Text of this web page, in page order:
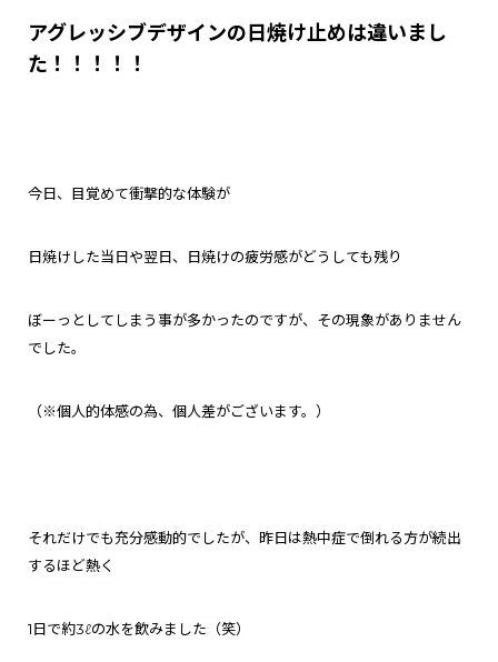
アグレッシブデザインの日焼け止めは違いまし
た！！！！！
今日、目覚めて衝撃的な体験が
日焼けした当日や翌日、日焼けの疲労感がどうしても残り
ぼーっとしてしまう事が多かったのですが、その現象がありません
でした。
（※個人的体感の為、個人差がございます。 ）
それだけでも充分感動的でしたが、昨日は熱中症で倒れる方が続出
するほど熱く
1日で約3ℓの水を飲みました（笑）